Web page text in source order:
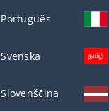
Português
Svenska
Slovenščina